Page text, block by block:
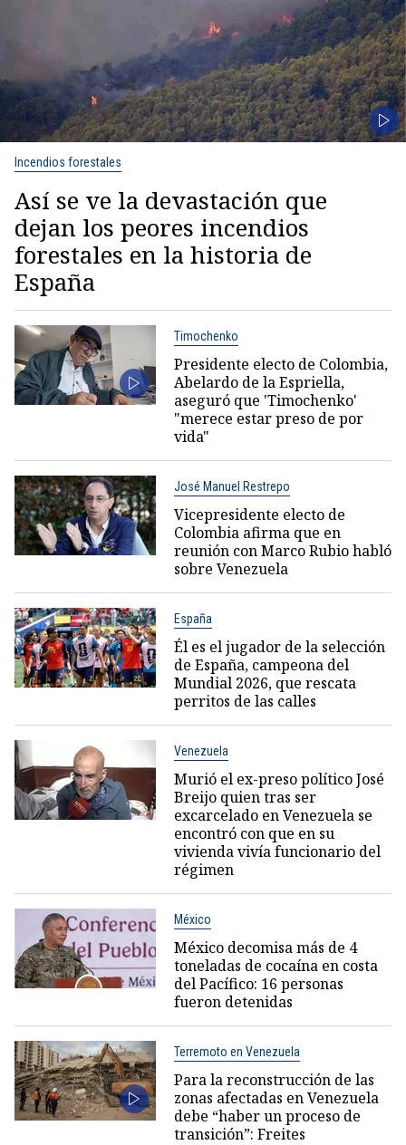
Incendios forestales
Así se ve la devastación que
dejan los peores incendios
forestales en la historia de
España
Timochenko
Presidente electo de Colombia,
Abelardo de la Espriella,
aseguró que 'Timochenko'
"merece estar preso de por
vida"
José Manuel Restrepo
Vicepresidente electo de
Colombia afirma que en
reunión con Marco Rubio habló
sobre Venezuela
España
Él es el jugador de la selección
de España, campeona del
Mundial 2026, que rescata
perritos de las calles
Venezuela
Murió el ex-preso político José
Breijo quien tras ser
excarcelado en Venezuela se
encontró con que en su
vivienda vivía funcionario del
régimen
México
México decomisa más de 4
toneladas de cocaína en costa
del Pacífico: 16 personas
fueron detenidas
Terremoto en Venezuela
Para la reconstrucción de las
zonas afectadas en Venezuela
debe “haber un proceso de
transición”: Freites